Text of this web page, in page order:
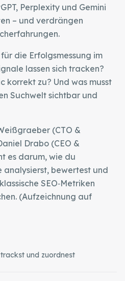
Perplexity und Gemini
– und verdrängen
die Erfolgsmessung im
lassen sich tracken?
korrekt zu? Und was musst
Suchwelt sichtbar und
(CTO &
Drabo (CEO &
es darum, wie du
analysierst, bewertest und
SEO‑Metriken
(Aufzeichnung auf
und zuordnest